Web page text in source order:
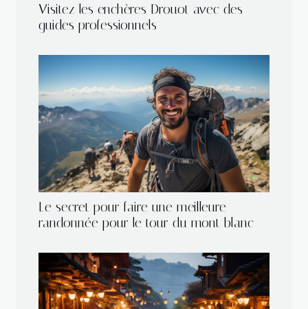
Visitez les enchères Drouot avec des
guides professionnels
Le secret pour faire une meilleure
randonnée pour le tour du mont blanc